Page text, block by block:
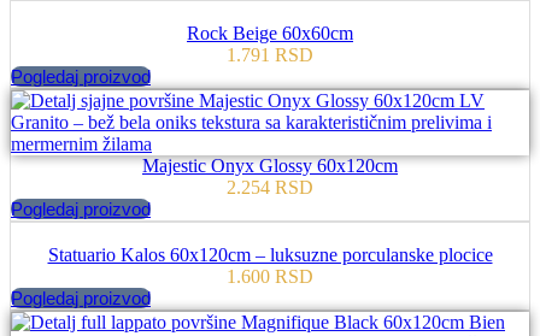
Rock Beige 60x60cm
1.791 RSD
Pogledaj proizvod
Majestic Onyx Glossy 60x120cm
2.254 RSD
Pogledaj proizvod
Statuario Kalos 60x120cm – luksuzne porculanske plocice
1.600 RSD
Pogledaj proizvod